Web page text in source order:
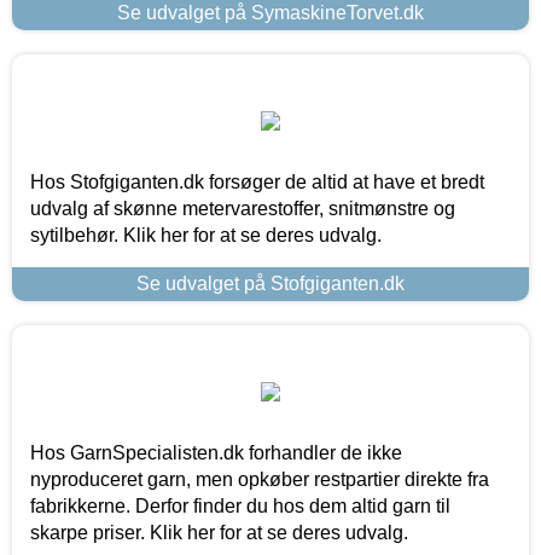
Se udvalget på SymaskineTorvet.dk
Hos Stofgiganten.dk forsøger de altid at have et bredt
udvalg af skønne metervarestoffer, snitmønstre og
sytilbehør. Klik her for at se deres udvalg.
Se udvalget på Stofgiganten.dk
Hos GarnSpecialisten.dk forhandler de ikke
nyproduceret garn, men opkøber restpartier direkte fra
fabrikkerne. Derfor finder du hos dem altid garn til
skarpe priser. Klik her for at se deres udvalg.